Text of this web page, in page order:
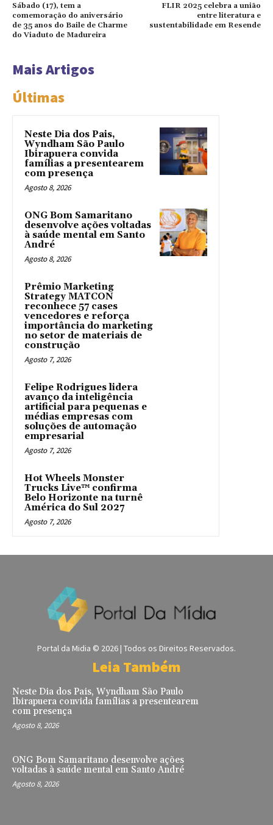
Sábado (17), tem a
comemoração do aniversário
de 35 anos do Baile de Charme
do Viaduto de Madureira
FLIR 2025 celebra a união
entre literatura e
sustentabilidade em Resende
Mais Artigos
Últimas
Neste Dia dos Pais,
Wyndham São Paulo
Ibirapuera convida
famílias a presentearem
com presença
Agosto 8, 2026
ONG Bom Samaritano
desenvolve ações voltadas
à saúde mental em Santo
André
Agosto 8, 2026
Prêmio Marketing
Strategy MATCON
reconhece 57 cases
vencedores e reforça
importância do marketing
no setor de materiais de
construção
Agosto 7, 2026
Felipe Rodrigues lidera
avanço da inteligência
artificial para pequenas e
médias empresas com
soluções de automação
empresarial
Agosto 7, 2026
Hot Wheels Monster
Trucks Live™ confirma
Belo Horizonte na turnê
América do Sul 2027
Agosto 7, 2026
Portal da Midia © 2026 | Todos os Direitos Reservados.
Leia Também
Neste Dia dos Pais, Wyndham São Paulo
Ibirapuera convida famílias a presentearem
com presença
Agosto 8, 2026
ONG Bom Samaritano desenvolve ações
voltadas à saúde mental em Santo André
Agosto 8, 2026